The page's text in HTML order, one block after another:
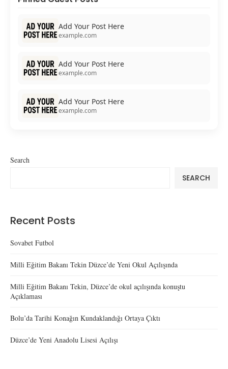
Add Your Post Here
example.com
Add Your Post Here
example.com
Add Your Post Here
example.com
Search
SEARCH
Recent Posts
Sovabet Futbol
Milli Eğitim Bakanı Tekin Düzce’de Yeni Okul Açılışında
Milli Eğitim Bakanı Tekin, Düzce’de okul açılışında konuştu
Açıklaması
Bolu’da Tarihi Konağın Kundaklandığı Ortaya Çıktı
Düzce’de Yeni Anadolu Lisesi Açılışı